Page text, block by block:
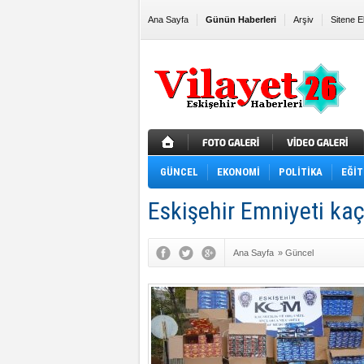
Ana Sayfa Günün Haberleri Arşiv Sitene
GÜNCEL EKONOMİ POLİTİKA
Eskişehir Emniyeti
Ana Sayfa » Güncel